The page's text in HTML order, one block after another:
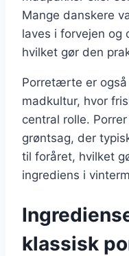
Mange danskere
laves i forvejen og
hvilket gør den
Porretærte er
madkultur, hvor
central rolle.
grøntsag, der
til foråret, hvilket
ingrediens i
klassisk